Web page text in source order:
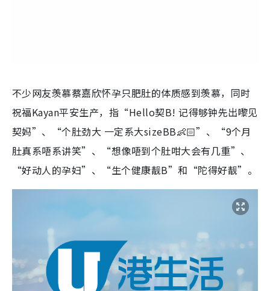
不少网友羡慕蔡嘉欣怀孕只肥肚的体质感到羡慕，同时
祝福Kayan平安生产，指“Hello契B! 记得够钟先出嚟见
契妈”、“个肚劲大 一定系大sizeBB👶🏻”、“9个月
肚真系唔系讲笑”、“想像唔到个肚咁大会有几重”、
“好动人的孕妇”、“生个健康靓B”和“陀得好靓”。